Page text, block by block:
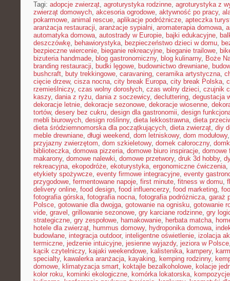
Tagi: adopcje zwierząt, agroturystyka rodzinne, agroturystyka z
zwierząt domowych, akcesoria ogrodowe, aktywność po pracy,
pokarmowe, animal rescue, aplikacje podróżnicze, apteczka
aranżacja restauracji, aranżacje sypialni, aromaterapia domowa,
automatyka domowa, autostrady w Europie, bajki edukacyjne,
deszczówkę, behawiorystyka, bezpieczeństwo dzieci w domu,
bezpieczne wiercenie, bieganie rekreacyjne, bieganie trailowe,
bizuteria handmade, blog gastronomiczny, blog kulinarny, Boże
branding restauracji, budki lęgowe, budownictwo drewniane,
bushcraft, buty trekkingowe, caravaning, ceramika artystyczna,
cięcie drzew, cisza nocna, city break Europa, city break Polska,
rzemieślniczy, czas wolny dorosłych, czas wolny dzieci, czujnik
kaszy, dania z ryżu, dania z soczewicy, decluttering, degustacja
dekoracje letnie, dekoracje sezonowe, dekoracje wiosenne,
tortów, desery bez cukru, design dla gastronomii, design
mebli biurowych, design roślinny, dieta lekkostrawna, dieta
dieta śródziemnomorska dla początkujących, dieta zwierząt, diy
meble drewniane, długi weekend, dom letniskowy, dom modułowy
przyjazny zwierzętom, dom szkieletowy, domek całoroczny,
biblioteczka, domowa pizzeria, domowe biuro inspiracje, domowe
makarony, domowe nalewki, domowe przetwory, druk 3d hobby,
rekreacyjna, ekopodróże, ekoturystyka, ergonomiczne ćwiczenia,
etykiety spożywcze, eventy firmowe integracyjne, eventy
przygodowe, fermentowane napoje, first minute, fitness w domu,
delivery online, food design, food influencerzy, food marketing,
fotografia górska, fotografia nocna, fotografia podróżnicza, garaż
Polsce, gotowanie dla dwojga, gotowanie na ognisku, gotowanie
vide, gravel , grillowanie sezonowe, gry karciane rodzinne, gry
strategiczne, gry zespołowe, hamakowanie, herbata matcha,
hotele dla zwierząt, hummus domowy, hydroponika domowa,
budowlane, integracja outdoor, inteligentne oświetlenie, izolacja
termiczne, jedzenie intuicyjne, jesienne wyjazdy, jeziora w Polsce
kącik czytelniczy, kajaki weekendowe, kalistenika, kampery,
specialty, kawalerka aranżacja, kayaking, kemping rodzinny,
domowe, klimatyzacja smart, koktajle bezalkoholowe, kolacje
kolor roku, kominki ekologiczne, komórka lokatorska,